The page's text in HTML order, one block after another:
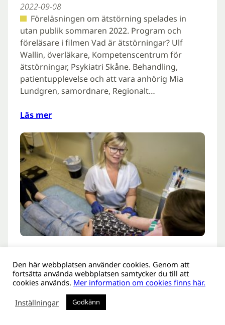
2022-09-08
Föreläsningen om ätstörning spelades in
utan publik sommaren 2022. Program och
föreläsare i filmen Vad är ätstörningar? Ulf
Wallin, överläkare, Kompetenscentrum för
ätstörningar, Psykiatri Skåne. Behandling,
patientupplevelse och att vara anhörig Mia
Lundgren, samordnare, Regionalt…
Läs mer
Barnens blodprover ökar
kunskapen om hur typ 1-
diabetes utvecklas
Den här webbplatsen använder cookies. Genom att
fortsätta använda webbplatsen samtycker du till att
cookies används. Mer information om cookies finns här.
Inställningar
Godkänn